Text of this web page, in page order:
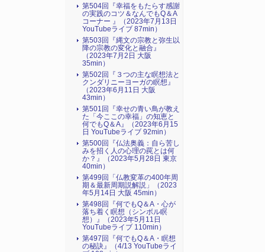
第504回『幸福をもたらす感謝
の実践のコツ＆なんでもQ＆A
コーナー 』（2023年7月13日
YouTubeライブ 87min）
第503回『縄文の宗教と弥生以
降の宗教の変化と融合』
（2023年7月2日 大阪
35min）
第502回『３つの主な瞑想法と
クンダリニーヨーガの瞑想』
（2023年6月11日 大阪
43min）
第501回『幸せの青い鳥が教え
た「今ここの幸福」の知恵と
何でもQ＆A』（2023年6月15
日 YouTubeライブ 92min）
第500回『仏法奥義：自ら苦し
みを招く人の心理の罠とは何
か？』（2023年5月28日 東京
40min）
第499回「仏教変革の400年周
期＆最新周期説解説」（2023
年5月14日 大阪 45min）
第498回『何でもQ＆A・心が
落ち着く瞑想（シンボル瞑
想）』（2023年5月11日
YouTubeライブ 110min）
第497回『何でもQ＆A・瞑想
の秘訣』（4/13 YouTubeライ